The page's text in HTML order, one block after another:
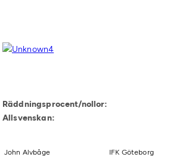
Räddningsprocent/nollor:
Allsvenskan:
John Alvbåge IFK Göteborg